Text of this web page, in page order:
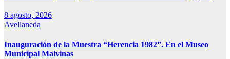
8 agosto, 2026
Avellaneda
Inauguración de la Muestra “Herencia 1982”. En el Museo
Municipal Malvinas